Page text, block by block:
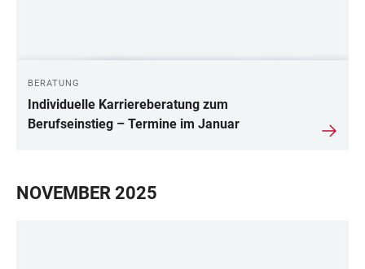
BERATUNG
Individuelle Karriereberatung zum
Berufseinstieg – Termine im Januar
NOVEMBER 2025